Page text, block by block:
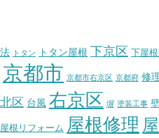
トタン トタン屋根 下京区 下屋
京都市 京都市右京区 京都府 修
北区 台風 右京区 塀 塗装工事
屋根リフォーム 屋根修理 屋